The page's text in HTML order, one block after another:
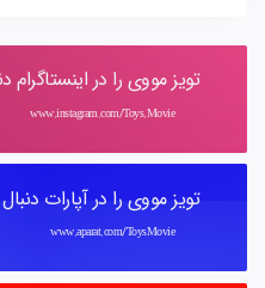
تویز مووی را در اینستاگرام
www.instagram.com/Toys.Movie
تویز مووی را در آپارات
www.aparat.com/ToysMovie